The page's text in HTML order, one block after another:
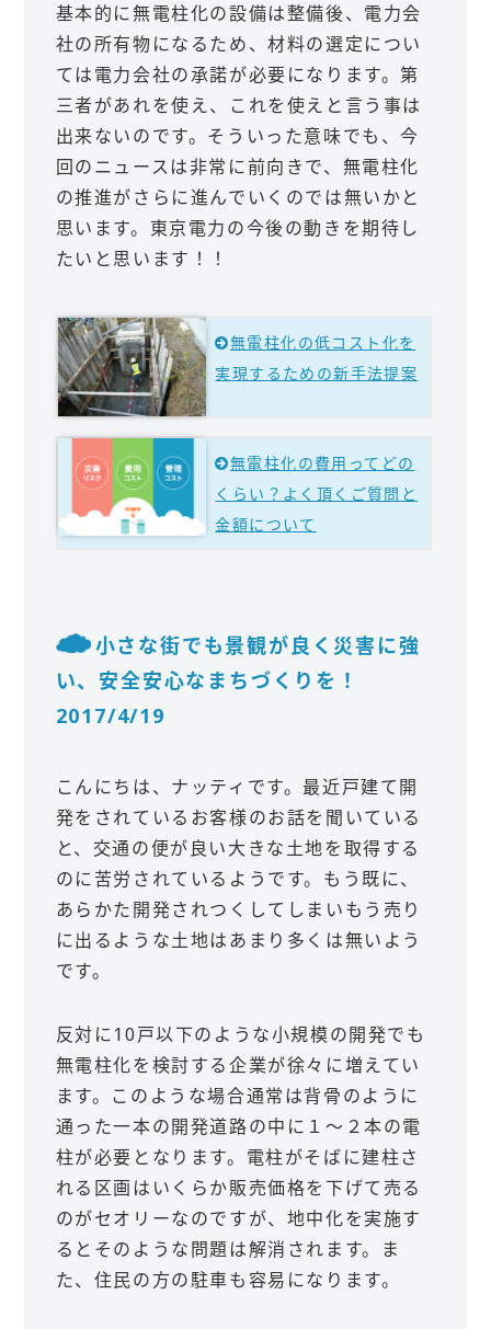
基本的に無電柱化の設備は整備後、電力会
社の所有物になるため、材料の選定につい
ては電力会社の承諾が必要になります。第
三者があれを使え、これを使えと言う事は
出来ないのです。そういった意味でも、今
回のニュースは非常に前向きで、無電柱化
の推進がさらに進んでいくのでは無いかと
思います。東京電力の今後の動きを期待し
たいと思います！！
無電柱化の低コスト化を
実現するための新手法提案
無電柱化の費用ってどの
くらい？よく頂くご質問と
金額について
小さな街でも景観が良く災害に強
い、安全安心なまちづくりを！
2017/4/19
こんにちは、ナッティです。最近戸建て開
発をされているお客様のお話を聞いている
と、交通の便が良い大きな土地を取得する
のに苦労されているようです。もう既に、
あらかた開発されつくしてしまいもう売り
に出るような土地はあまり多くは無いよう
です。
反対に10戸以下のような小規模の開発でも
無電柱化を検討する企業が徐々に増えてい
ます。このような場合通常は背骨のように
通った一本の開発道路の中に１～２本の電
柱が必要となります。電柱がそばに建柱さ
れる区画はいくらか販売価格を下げて売る
のがセオリーなのですが、地中化を実施す
るとそのような問題は解消されます。ま
た、住民の方の駐車も容易になります。